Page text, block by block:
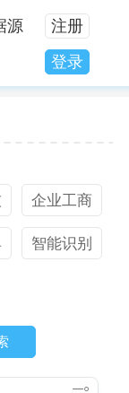
源
注册
登录
企业工商
智能识别